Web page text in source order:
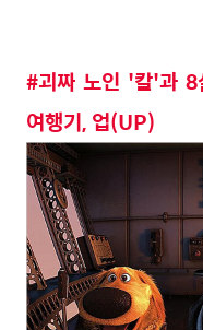
#괴짜 노인 '칼'과 8
여행기, 업(UP)